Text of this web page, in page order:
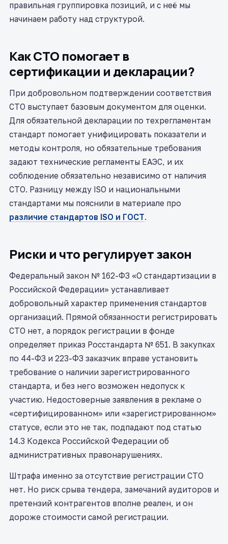
правильная группировка позиций, и с неё мы
начинаем работу над структурой.
Как СТО помогает в
сертификации и декларации?
При добровольном подтверждении соответствия
СТО выступает базовым документом для оценки.
Для обязательной декларации по техрегламентам
стандарт помогает унифицировать показатели и
методы контроля, но обязательные требования
задают технические регламенты ЕАЭС, и их
соблюдение обязательно независимо от наличия
СТО. Разницу между ISO и национальными
стандартами мы пояснили в материале про
различие стандартов ISO и ГОСТ.
Риски и что регулирует закон
Федеральный закон № 162-ФЗ «О стандартизации в
Российской Федерации» устанавливает
добровольный характер применения стандартов
организаций. Прямой обязанности регистрировать
СТО нет, а порядок регистрации в фонде
определяет приказ Росстандарта № 651. В закупках
по 44-ФЗ и 223-ФЗ заказчик вправе установить
требование о наличии зарегистрированного
стандарта, и без него возможен недопуск к
участию. Недостоверные заявления в рекламе о
«сертифицированном» или «зарегистрированном»
статусе, если это не так, подпадают под статью
14.3 Кодекса Российской Федерации об
административных правонарушениях.
Штрафа именно за отсутствие регистрации СТО
нет. Но риск срыва тендера, замечаний аудиторов и
претензий контрагентов вполне реален, и он
дороже стоимости самой регистрации.